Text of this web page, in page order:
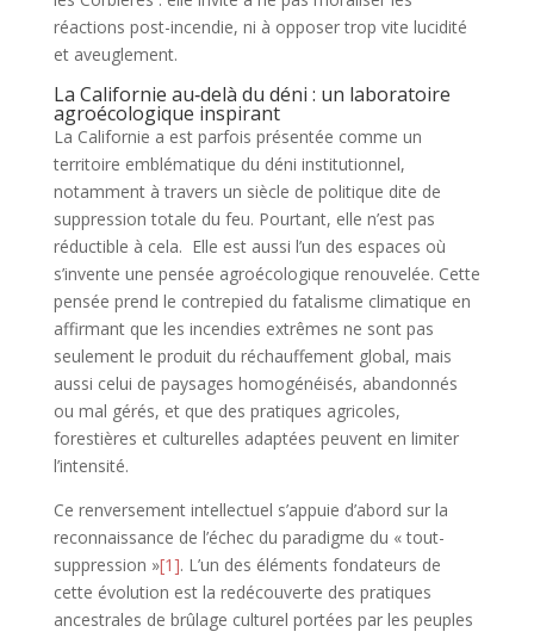
réactions post-incendie, ni à opposer trop vite lucidité
et aveuglement.
La Californie au‑delà du déni : un laboratoire
agroécologique inspirant
La Californie a est parfois présentée comme un
territoire emblématique du déni institutionnel,
notamment à travers un siècle de politique dite de
suppression totale du feu. Pourtant, elle n’est pas
réductible à cela. Elle est aussi l’un des espaces où
s’invente une pensée agroécologique renouvelée. Cette
pensée prend le contrepied du fatalisme climatique en
affirmant que les incendies extrêmes ne sont pas
seulement le produit du réchauffement global, mais
aussi celui de paysages homogénéisés, abandonnés
ou mal gérés, et que des pratiques agricoles,
forestières et culturelles adaptées peuvent en limiter
l’intensité.
Ce renversement intellectuel s’appuie d’abord sur la
reconnaissance de l’échec du paradigme du « tout-
suppression »[1]. L’un des éléments fondateurs de
cette évolution est la redécouverte des pratiques
ancestrales de brûlage culturel portées par les peuples